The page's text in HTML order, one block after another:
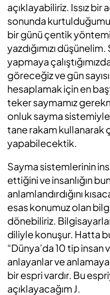
açıklayabiliriz. Issız bir
sonunda
bir günü çentik
yazdığımızı
yapmaya
göreceğiz ve gün
hesaplamak için en
teker saymamız
onluk sayma
tane rakam kullanarak
yapabilecektik.
Sayma sistemlerinin
ettiğini ve insanlığın
anlamlandırdığını
esas konumuz olan
dönebiliriz.
diliyle konuşur. Hatta
“Dünya’da 10 tip insan
anlayanlar ve
bir espri vardır. Bu
açıklayacağım J.